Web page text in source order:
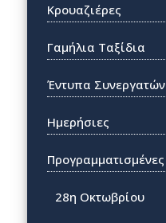
Κρουαζιέρες
Γαμήλια Ταξίδια
Έντυπα Συνεργατών
Ημερήσιες
Προγραμματισμένες
28η Οκτωβρίου